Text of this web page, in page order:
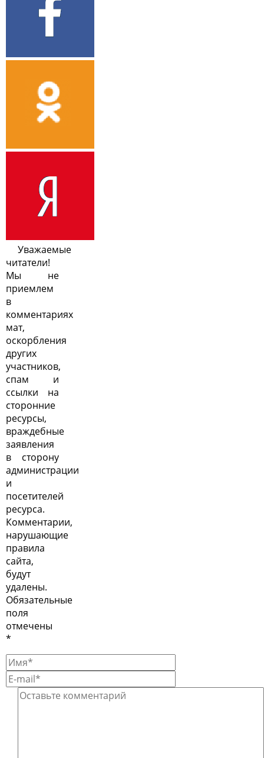
Уважаемые
читатели!
Мы не
приемлем
в
комментариях
мат,
оскорбления
других
участников,
спам и
ссылки на
сторонние
ресурсы,
враждебные
заявления
в сторону
администрации
и
посетителей
ресурса.
Комментарии,
нарушающие
правила
сайта,
будут
удалены.
Обязательные
поля
отмечены
*